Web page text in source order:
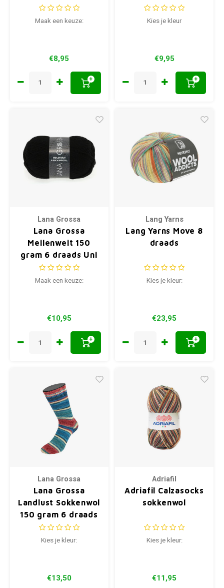
Maak een keuze:
€8,95
+
Kies je kleur
€9,95
+
Lana Grossa
Lana Grossa
Meilenweit 150
gram 6 draads Uni
Maak een keuze:
€10,95
+
Lang Yarns
Lang Yarns Move 8
draads
Kies je kleur:
€23,95
+
Lana Grossa
Lana Grossa
Landlust Sokkenwol
150 gram 6 draads
Kies je kleur:
€13,50
Adriafil
Adriafil Calzasocks
sokkenwol
Kies je kleur:
€11,95